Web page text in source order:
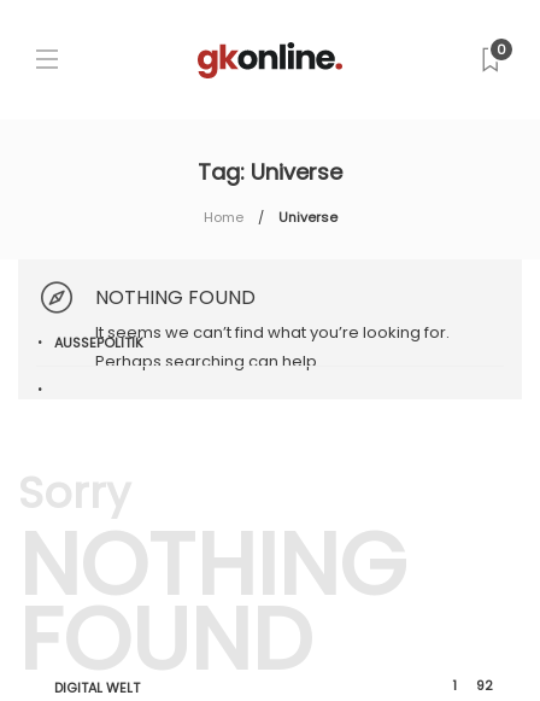
0
Tag: Universe
Home Universe
NOTHING FOUND
It seems we can’t find what you’re looking for.
Perhaps searching can help.
Sorry
NOTHING
FOUND
AUSSEPOLITIK
92
DIGITAL WELT 1